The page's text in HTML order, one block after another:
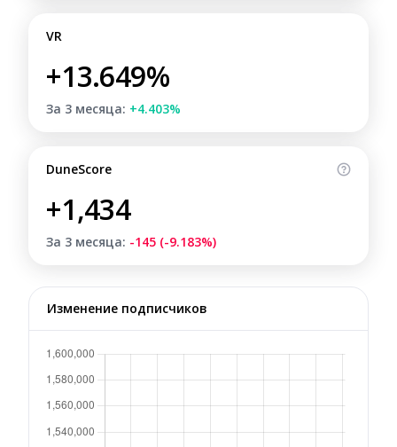
VR
+13.649%
За 3 месяца: +4.403%
DuneScore
+1,434
За 3 месяца: -145 (-9.183%)
Изменение подписчиков